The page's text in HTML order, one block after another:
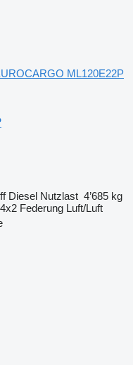
ML120E22P
Diesel Nutzlast 4’685 kg
4x2 Federung Luft/Luft